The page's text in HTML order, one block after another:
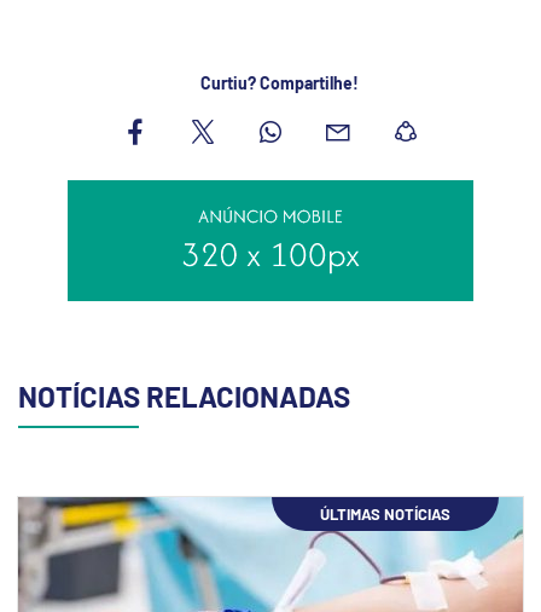
Curtiu? Compartilhe!
NOTÍCIAS RELACIONADAS
ÚLTIMAS NOTÍCIAS